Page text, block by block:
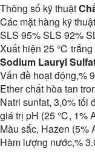
Thông số kỹ thuật
Các mặt hàng kỹ thuật
SLS 95% SLS 92%
Xuất hiện 25 ℃ trắng
Sodium Lauryl
Vấn đề hoạt động,%
Ether chất hòa tan
Natri sunfat, 3,0% tối
giá trị pH (25 ℃, 1%
Màu sắc, Hazen (5%
Hàm lượng nước,%